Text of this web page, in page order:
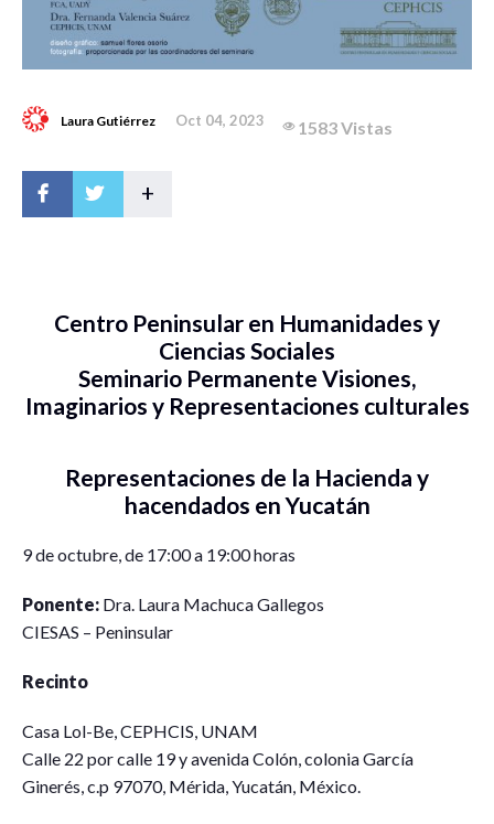
Laura Gutiérrez Oct 04, 2023 1583 Vistas
+
Centro Peninsular en Humanidades y
Ciencias Sociales
Seminario Permanente Visiones,
Imaginarios y Representaciones culturales
Representaciones de la Hacienda y
hacendados en Yucatán
9 de octubre, de 17:00 a 19:00 horas
Ponente: Dra. Laura Machuca Gallegos
CIESAS – Peninsular
Recinto
Casa Lol-Be, CEPHCIS, UNAM
Calle 22 por calle 19 y avenida Colón, colonia García
Ginerés, c.p 97070, Mérida, Yucatán, México.